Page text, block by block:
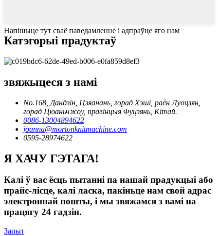
Напішыце тут сваё паведамленне і адпраўце яго нам
Катэгорыі прадуктаў
звяжыцеся з намі
No.168, Дандзін, Цзяанань, горад Хэші, раён Луоцзян,
горад Цюаньчжоу, правінцыя Фуцзянь, Кітай.
0086-13004894622
joanna@mortonknitmachine.com
0595-28974622
Я ХАЧУ ГЭТАГА!
Калі ў вас ёсць пытанні па нашай прадукцыі або
прайс-лісце, калі ласка, пакіньце нам свой адрас
электроннай пошты, і мы звяжамся з вамі на
працягу 24 гадзін.
Запыт